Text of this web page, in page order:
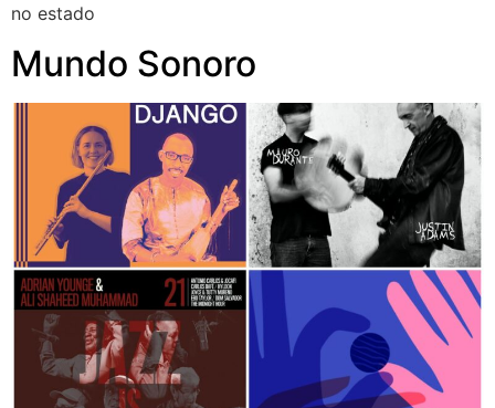
no estado
Mundo Sonoro